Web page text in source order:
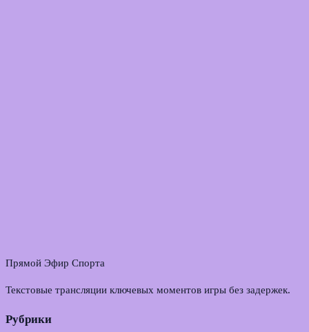
Прямой Эфир Спорта
Текстовые трансляции ключевых моментов игры без задержек.
Рубрики